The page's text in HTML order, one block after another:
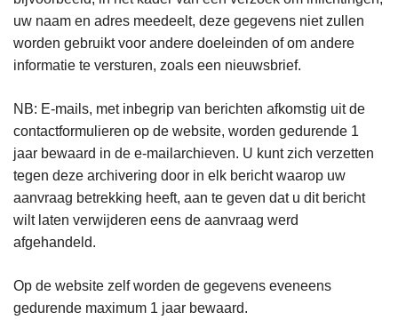
uw naam en adres meedeelt, deze gegevens niet zullen
worden gebruikt voor andere doeleinden of om andere
informatie te versturen, zoals een nieuwsbrief.
NB: E-mails, met inbegrip van berichten afkomstig uit de
contactformulieren op de website, worden gedurende 1
jaar bewaard in de e-mailarchieven. U kunt zich verzetten
tegen deze archivering door in elk bericht waarop uw
aanvraag betrekking heeft, aan te geven dat u dit bericht
wilt laten verwijderen eens de aanvraag werd
afgehandeld.
Op de website zelf worden de gegevens eveneens
gedurende maximum 1 jaar bewaard.